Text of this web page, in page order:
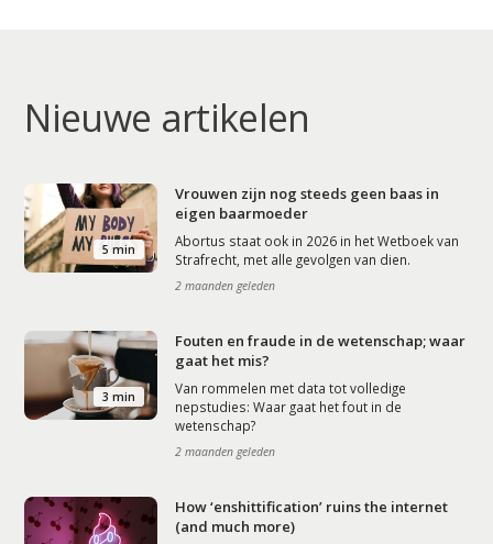
Nieuwe artikelen
5 min
Vrouwen zijn nog steeds geen baas in
eigen baarmoeder
Abortus staat ook in 2026 in het Wetboek van
Strafrecht, met alle gevolgen van dien.
2 maanden geleden
3 min
Fouten en fraude in de wetenschap; waar
gaat het mis?
Van rommelen met data tot volledige
nepstudies: Waar gaat het fout in de
wetenschap?
2 maanden geleden
How ‘enshittification’ ruins the internet
(and much more)